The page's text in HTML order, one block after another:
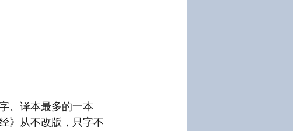
、译本最多的一本
》从不改版，只字不